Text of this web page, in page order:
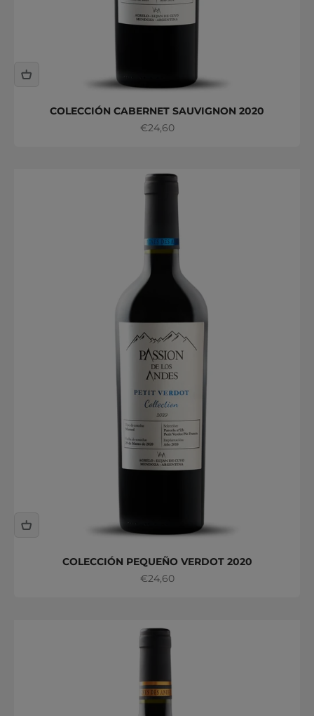
COLECCIÓN CABERNET SAUVIGNON 2020
Precio de oferta
€24,60
COLECCIÓN PEQUEÑO VERDOT 2020
Precio de oferta
€24,60